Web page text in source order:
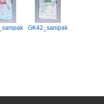
GK42_sanipak